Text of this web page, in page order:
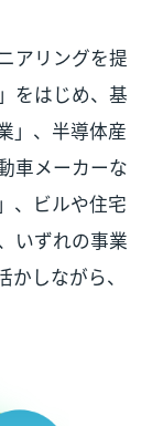
アリングを提
をはじめ、基
」、半導体産
車メーカーな
、ビルや住宅
いずれの事業
しながら、